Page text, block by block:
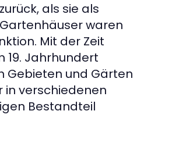
als sie als
waren
Mit der Zeit
19. Jahrhundert
Gebieten und Gärten
in verschiedenen
Bestandteil